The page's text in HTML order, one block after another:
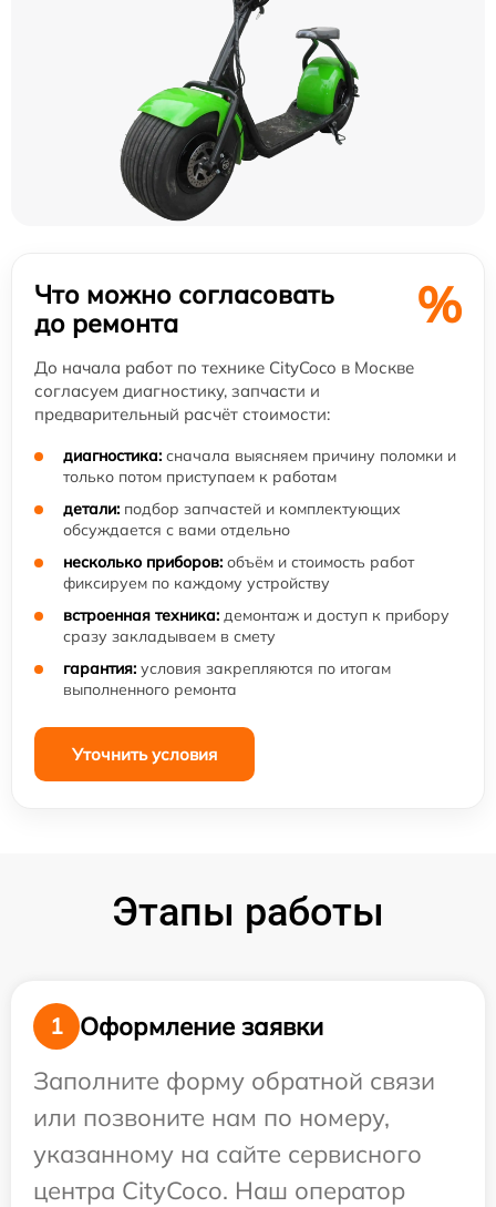
Что можно согласовать
до ремонта
%
До начала работ по технике CityCoco в Москве
согласуем диагностику, запчасти и
предварительный расчёт стоимости:
диагностика: сначала выясняем причину поломки и
только потом приступаем к работам
детали: подбор запчастей и комплектующих
обсуждается с вами отдельно
несколько приборов: объём и стоимость работ
фиксируем по каждому устройству
встроенная техника: демонтаж и доступ к прибору
сразу закладываем в смету
гарантия: условия закрепляются по итогам
выполненного ремонта
Уточнить условия
Этапы работы
1
Оформление заявки
Заполните форму обратной связи
или позвоните нам по номеру,
указанному на сайте сервисного
центра CityCoco. Наш оператор